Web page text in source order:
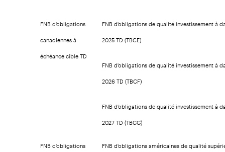
FNB d'obligations
canadiennes à
échéance cible TD
FNB d'obligations de qualité investissement à
2025 TD (TBCE)
FNB d'obligations de qualité investissement à
2026 TD (TBCF)
FNB d'obligations de qualité investissement à
2027 TD (TBCG)
FNB d'obligations
FNB d'obligations américaines de qualité